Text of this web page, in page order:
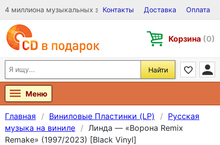
4 миллиона музыкальных записей на Виниле, CD и DVD
Контакты Доставка Оплата
Корзина (0)
Найти
Меню
Главная Виниловые Пластинки (LP)
Русская
музыка на виниле
Линда — «Ворона Remix
Remake» (1997/2023) [Black Vinyl]